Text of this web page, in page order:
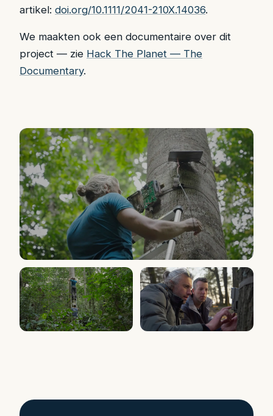
artikel: doi.org/10.1111/2041-210X.14036.
We maakten ook een documentaire over dit
project — zie Hack The Planet — The
Documentary.